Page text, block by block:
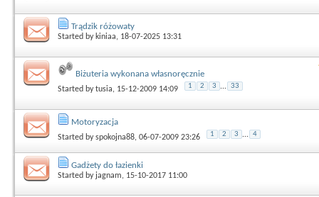
Trądzik różowaty
Started by kiniaa, 18-07-2025 13:31
Biżuteria wykonana własnoręcznie
Started bytusia, 15-12-2009 14:09 1 2 3 ... 33
Motoryzacja
Started byspokojna88, 06-07-2009 23:26 1 2 3 ... 4
Gadżety do łazienki
Started by jagnam, 15-10-2017 11:00